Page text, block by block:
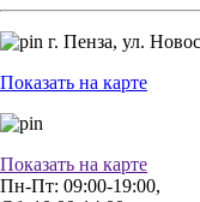
г. Пенза, ул.
Показать на карте
Показать на карте
Пн-Пт: 09:00-19:00,